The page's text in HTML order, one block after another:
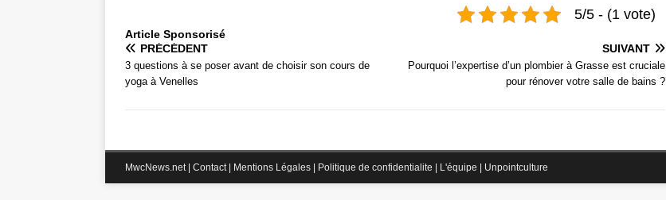
5/5 - (1 vote)
Articlе Spоnsоrisé
PRÉCÉDENT
3 questions à se poser avant de choisir son cours de
yoga à Venelles
SUIVANT
Pourquoi l’expertise d’un plombier à Grasse est cruciale
pour rénover votre salle de bains ?
MwcNews.net| Contact| Mentions Légales Politique de confidentialite L'équipe Unpointculture